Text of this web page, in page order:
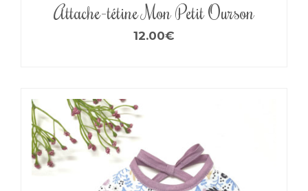
Attache-tétine Mon Petit Ourson
12.00€